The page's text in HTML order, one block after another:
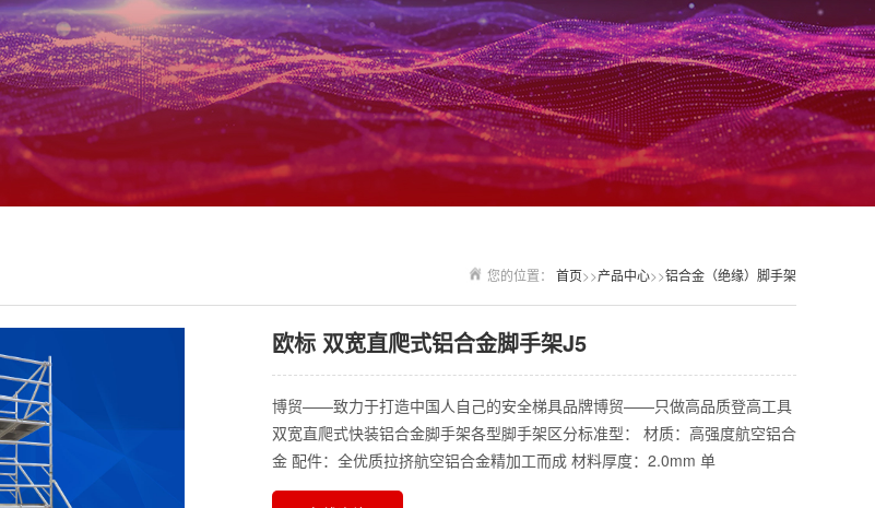
您的位置： 首页>>产品中心>>铝合金（绝缘）脚手架
欧标 双宽直爬式铝合金脚手架J5
博贸——致力于打造中国人自己的安全梯具品牌博贸——只做高品质登高工具
双宽直爬式快装铝合金脚手架各型脚手架区分标准型： 材质：高强度航空铝合
金 配件：全优质拉挤航空铝合金精加工而成 材料厚度：2.0mm 单